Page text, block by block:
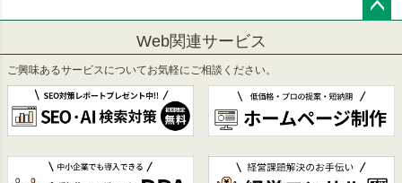
へ
Web関連サービス
ご興味あるサービスについてお気軽にご相談ください。